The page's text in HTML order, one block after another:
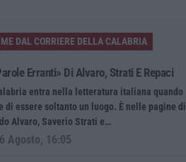
DAL CORRIERE DELLA CALABRIA
Erranti» Di Alvaro, Strati E Repaci
entra nella letteratura italiana quando
di essere soltanto un luogo. È nelle pagine di
Alvaro, Saverio Strati e…
Agosto, 16:05